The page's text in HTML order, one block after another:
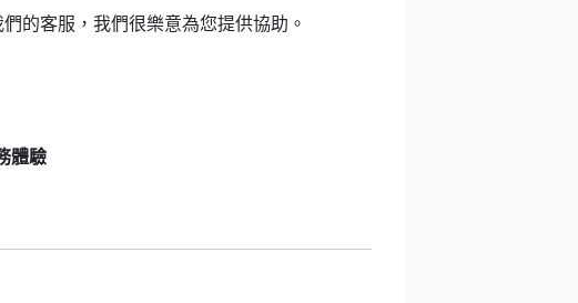
的客服，我們很樂意為您提供協助。
體驗